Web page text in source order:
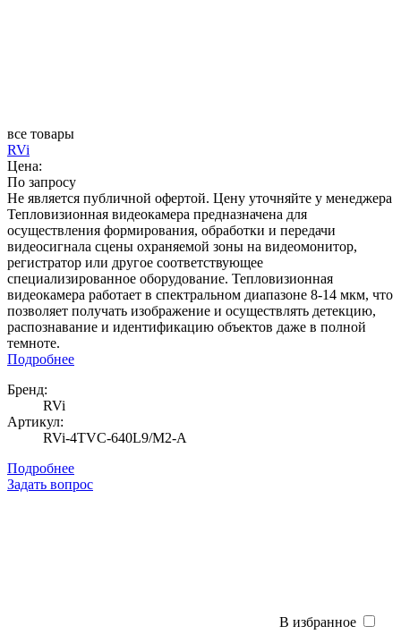
все товары
RVi
Цена:
По запросу
Не является публичной офертой. Цену уточняйте у менеджера
Тепловизионная видеокамера предназначена для
осуществления формирования, обработки и передачи
видеосигнала сцены охраняемой зоны на видеомонитор,
регистратор или другое соответствующее
специализированное оборудование. Тепловизионная
видеокамера работает в спектральном диапазоне 8-14 мкм, что
позволяет получать изображение и осуществлять детекцию,
распознавание и идентификацию объектов даже в полной
темноте.
Подробнее
Бренд:
RVi
Артикул:
RVi-4TVC-640L9/M2-A
Подробнее
Задать вопрос
В избранное